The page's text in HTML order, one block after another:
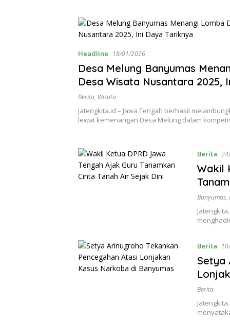
Headline 18/01/2026
Desa Melung Banyumas
Desa Wisata Nusantara 2025,
Tariknya
Berita, Wisata
Jatengkita.id – Jawa Tengah berhasil
lewat kemenangan Desa Melung dalam
Berita
Wakil
Banyumas,
Berita
Setya
Berita